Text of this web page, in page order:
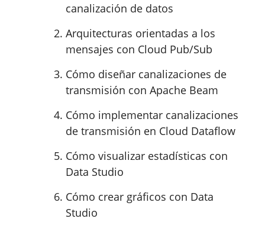
canalización de datos
Arquitecturas orientadas a los
mensajes con Cloud Pub/Sub
Cómo diseñar canalizaciones de
transmisión con Apache Beam
Cómo implementar canalizaciones
de transmisión en Cloud Dataflow
Cómo visualizar estadísticas con
Data Studio
Cómo crear gráficos con Data
Studio